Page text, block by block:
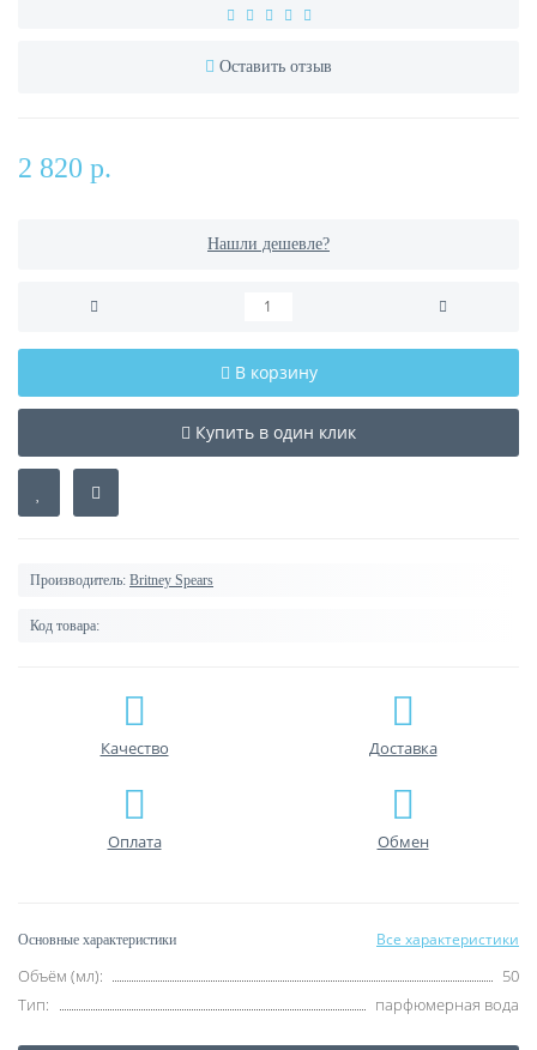
Оставить отзыв
2 820 р.
Нашли дешевле?
В корзину
Купить в один клик
Производитель: Britney Spears
Код товара:
Качество Доставка
Оплата Обмен
Основные характеристики Все характеристики
Объём (мл):
50
Тип:
парфюмерная вода